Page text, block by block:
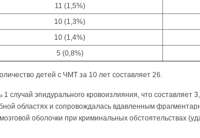
11 (1,5%)
10 (1,3%)
10 (1,4%)
5 (0,8%)
детей с ЧМТ за 10 лет составляет 26.
случай эпидурального кровоизлияния, что составляет
областях и сопровождалась вдавленным
оболочки при криминальных обстоятельствах